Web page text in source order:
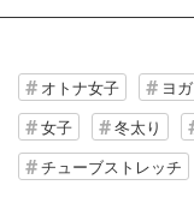
オトナ女子 ヨガ
女子
冬太り
チューブストレッチ